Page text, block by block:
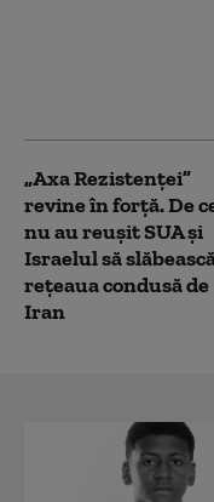
„Axa Rezistenței”
revine în forță. De
nu au reușit SUA și
Israelul să
rețeaua condusă de
Iran